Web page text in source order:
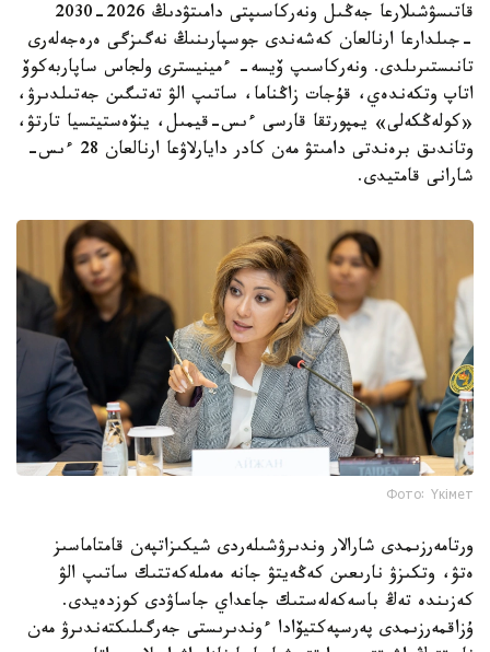
قاتىسۋشىلارعا جەڭىل ونەركاسىپتى دامىتۋدىڭ 2026-2030
-جىلدارعا ارنالعان كەشەندى جوسپارىنىڭ نەگىزگى ەرەجەلەرى
تانىستىرىلدى. ونەركاسىپ ۆيسە- ءمينيسترى ولجاس ساپاربەكوۆ
اتاپ وتكەندەي، قۇجات زاڭناما، ساتىپ الۋ تەتىگىن جەتىلدىرۋ،
«كولەڭكەلى» يمپورتقا قارسى ءىس-قيمىل، ينۆەستيتسيا تارتۋ،
وتاندىق برەندتى دامىتۋ مەن كادر دايارلاۋعا ارنالعان 28 ءىس-
شارانى قامتيدى.
Фото: Үкімет
ورتامەرزىمدى شارالار وندىرۋشىلەردى شيكىزاتپەن قامتاماسىز
ەتۋ، وتكىزۋ نارىعىن كەڭەيتۋ جانە مەملەكەتتىك ساتىپ الۋ
كەزىندە تەڭ باسەكەلەستىك جاعداي جاساۋدى كوزدەيدى.
ۇزاقمەرزىمدى پەرسپەكتيۆادا ءوندىرىستى جەرگىلىكتەندىرۋ مەن